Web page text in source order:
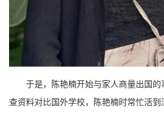
于是，陈艳楠开始与家人商量出国
查资料对比国外学校，陈艳楠时常忙活